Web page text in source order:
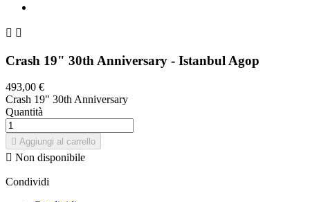
 
Crash 19" 30th Anniversary - Istanbul Agop
493,00 €
Crash 19" 30th Anniversary
Quantità
 Aggiungi al carrello
 Non disponibile
Condividi